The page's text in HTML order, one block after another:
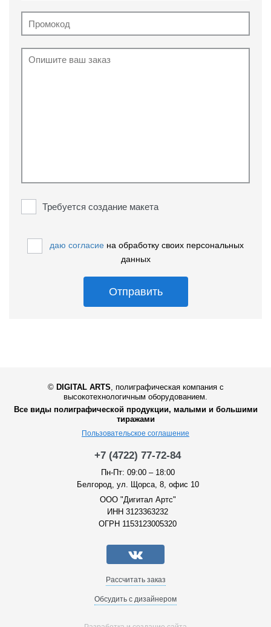
Требуется создание макета
даю согласие на обработку своих персональных
данных
Отправить
© DIGITAL ARTS
полиграфическая компания с
высокотехнологичным оборудованием.
Все виды полиграфической продукции, малыми и большими
тиражами
Пользовательское соглашение
+7 (4722) 77-72-84
Пн-Пт: 09:00 – 18:00
Белгород, ул. Щорса, 8, офис 10
ООО "Дигитал Артс"
ИНН 3123363232
ОГРН 1153123005320
Рассчитать заказ
Обсудить с дизайнером